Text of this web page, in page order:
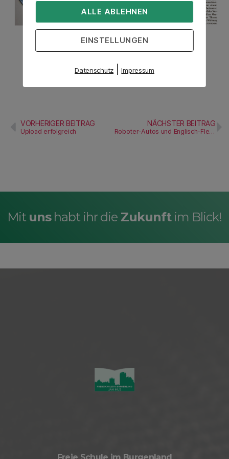
VORHERIGER BEITRAG
Upload erfolgreich
NÄCHSTER BEITRAG
Roboter-Autos und Englisch-Fledermaus an Freier Schule „Jan Hus“
Mit unshabt ihr die Zukunftim Blick!
ALLE ABLEHNEN
EINSTELLUNGEN
Datenschutz |Impressum